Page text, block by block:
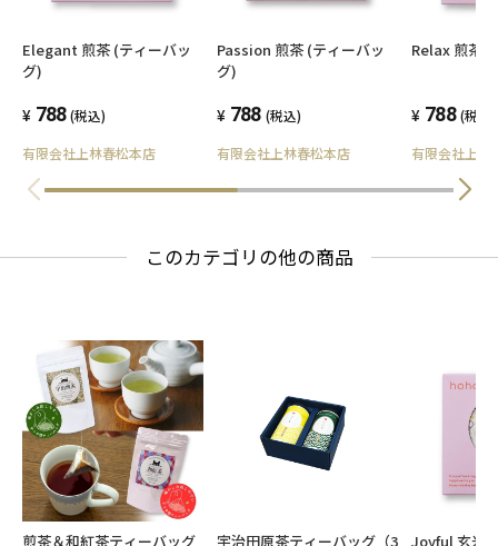
Elegant 煎茶 (ティーバッ
グ)
788 (税込)
有限会社上林春松本店
Passion 煎茶 (ティーバッ
グ)
788 (税込)
有限会社上林春松本店
Relax 煎茶 (
788 (税込)
有限会社上林
このカテゴリの他の商品
煎茶＆和紅茶ティーバッグ 宇治田原茶ティーバッグ（3 Joyful 玄米